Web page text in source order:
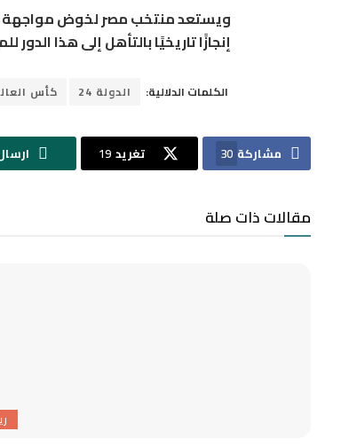
إنجازًا تاريخيًا بالتأهل إلى هذا
الكلمات الدلالية: الدولة 24 كأس العالم
مشاركة 30 تغريد 19
مقالات ذات صلة